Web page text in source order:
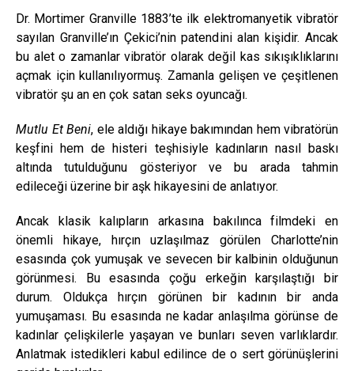
Dr. Mortimer Granville 1883’te ilk elektromanyetik vibratör
sayılan Granville’ın Çekici’nin patendini alan kişidir. Ancak
bu alet o zamanlar vibratör olarak değil kas sıkışıklıklarını
açmak için kullanılıyormuş. Zamanla gelişen ve çeşitlenen
vibratör şu an en çok satan seks oyuncağı.
Mutlu Et Beni, ele aldığı hikaye bakımından hem vibratörün
keşfini hem de histeri teşhisiyle kadınların nasıl baskı
altında tutulduğunu gösteriyor ve bu arada tahmin
edileceği üzerine bir aşk hikayesini de anlatıyor.
Ancak klasik kalıpların arkasına bakılınca filmdeki en
önemli hikaye, hırçın uzlaşılmaz görülen Charlotte’nin
esasında çok yumuşak ve sevecen bir kalbinin olduğunun
görünmesi. Bu esasında çoğu erkeğin karşılaştığı bir
durum. Oldukça hırçın görünen bir kadının bir anda
yumuşaması. Bu esasında ne kadar anlaşılma görünse de
kadınlar çelişkilerle yaşayan ve bunları seven varlıklardır.
Anlatmak istedikleri kabul edilince de o sert görünüşlerini